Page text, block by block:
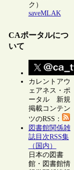
ク）
saveMLAK
CAポータルにつ
いて
カレントアウ
ェアネス・ポ
ータル 新規
掲載コンテン
ツのRSS：
図書館関係雑
誌目次RSS集
（国内）
日本の図書
館・図書館情